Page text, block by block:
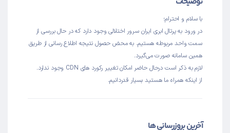
با سلام و احترام؛
در ورود به پرتال ابری ایران سرور اختلالی وجود دارد که در حال بررسی از
سمت واحد مربوطه هستیم. به محض حصول نتیجه اطلاع رسانی از طریق
همین سامانه صورت می‌گیرد.
لازم به ذکر است درحال حاضر امکان تغییر رکورد های CDN وجود ندارد.
از اینکه همراه ما هستید بسیار قدردانیم.
آخرین بروزرسانی ها